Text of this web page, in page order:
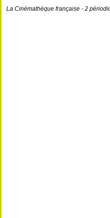
La Cinémathèque française - 2